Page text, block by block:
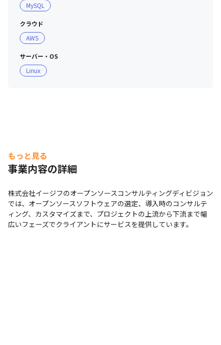
MySQL
クラウド
AWS
サーバー・OS
Linux
もっと見る
事業内容の詳細
株式会社イージフのオープンソースコンサルティングディビジョン
では、オープンソースソフトウェアの選定、導入時のコンサルテ
ィング、カスタマイズまで、プロジェクトの上流から下流まで幅
広いフェーズでクライアントにサービスを提供しています。